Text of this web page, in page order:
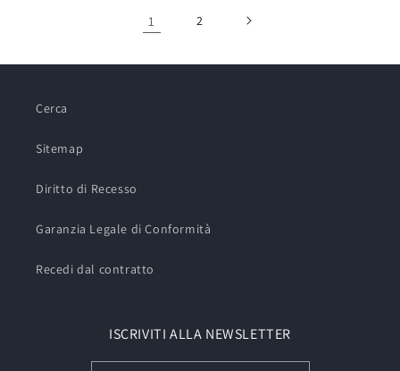
1 2
Cerca
Sitemap
Diritto di Recesso
Garanzia Legale di Conformità
Recedi dal contratto
ISCRIVITI ALLA NEWSLETTER